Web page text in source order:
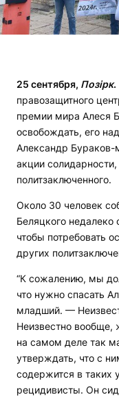
25 сентября, Позірк.
правозащитного
премии мира Алеся
освобождать, его
Александр Бураков-
акции
политзаключенного.
Около 30 человек
Беляцкого недалеко
чтобы потребовать
других
“К сожалению, мы
что нужно спасать
младший. —
Неизвестно вообще,
на самом деле так
утверждать, что с
содержится в таких
рецидивисты. Он